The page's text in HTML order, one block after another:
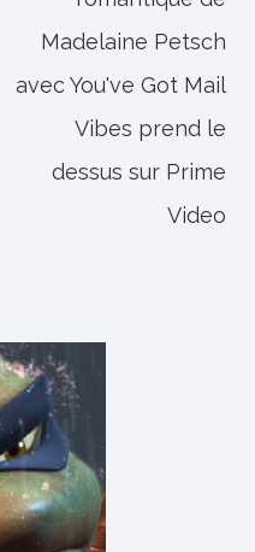
Madelaine Petsch
avec You've Got Mail
Vibes prend le
dessus sur Prime
Video